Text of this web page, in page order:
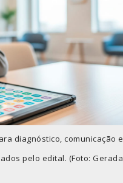
diagnóstico, comunicação e
pelo edital. (Foto: Gerada